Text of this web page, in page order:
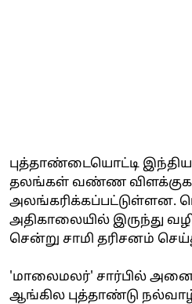
புத்தாண்டையொட்டி
தலங்கள் வண்ண
அலங்கரிக்கப்பட்டுள்ளன.
அதிகாலையில் இருந்து
சென்று சாமி தரிசனம்
'மாலைமலர்' சார்பில்
ஆங்கில புத்தாண்டு